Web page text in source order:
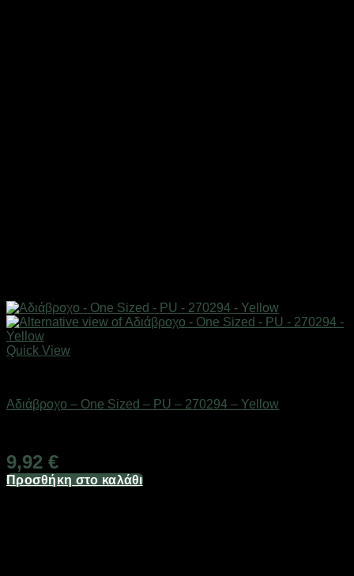
Quick View
Αδιάβροχο – One Sized – PU – 270294 – Yellow
9,92 €
Προσθήκη στο καλάθι